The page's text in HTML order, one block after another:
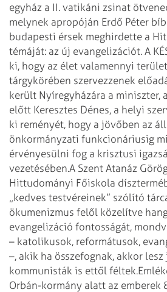
egyház a II. vatikáni zsinat
melynek apropóján Erdő Péter
budapesti érsek meghirdette a
témáját: az új evangelizációt. A
ki, hogy az élet valamennyi
tárgykörében szervezzenek
került Nyíregyházára a miniszter,
előtt Keresztes Dénes, a helyi
ki reményét, hogy a jövőben az
önkormányzati funkcionáriusig
érvényesülni fog a krisztusi
vezetésében.A Szent Atanáz
Hittudományi Főiskola
„kedves testvéreinek” szólító
ökumenizmus felől közelítve
evangelizáció fontosságát,
– katolikusok, reformátusok,
–, akik ha összefognak, akkor lesz
kommunisták is ettől féltek.
Orbán-kormány alatt az emberek